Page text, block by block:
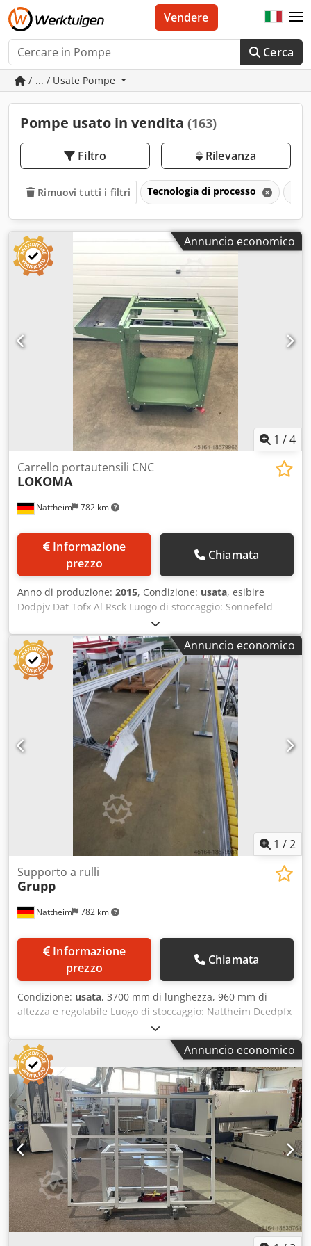
Cerca
Vendere
/ ... / Usate Pompe
Pompe usato in vendita (163)
Filtro Rilevanza
Rimuovi tutti i filtri Tecnologia di processo
Annuncio economico
1 /4
Nattheim 782 km
Carrello portautensili CNC
LOKOMA
prezzo
Chiamata
Anno di produzione: 2015, Condizione: usata, esibire
Dodpjv Dat Tofx Al Rsck Luogo di stoccaggio: Sonnefeld
Annuncio economico
1 /2
Nattheim 782 km
Supporto a rulli
Grupp
prezzo
Chiamata
Condizione: usata, 3700 mm di lunghezza, 960 mm di
altezza e regolabile Luogo di stoccaggio: Nattheim Dcedpfx
Annuncio economico